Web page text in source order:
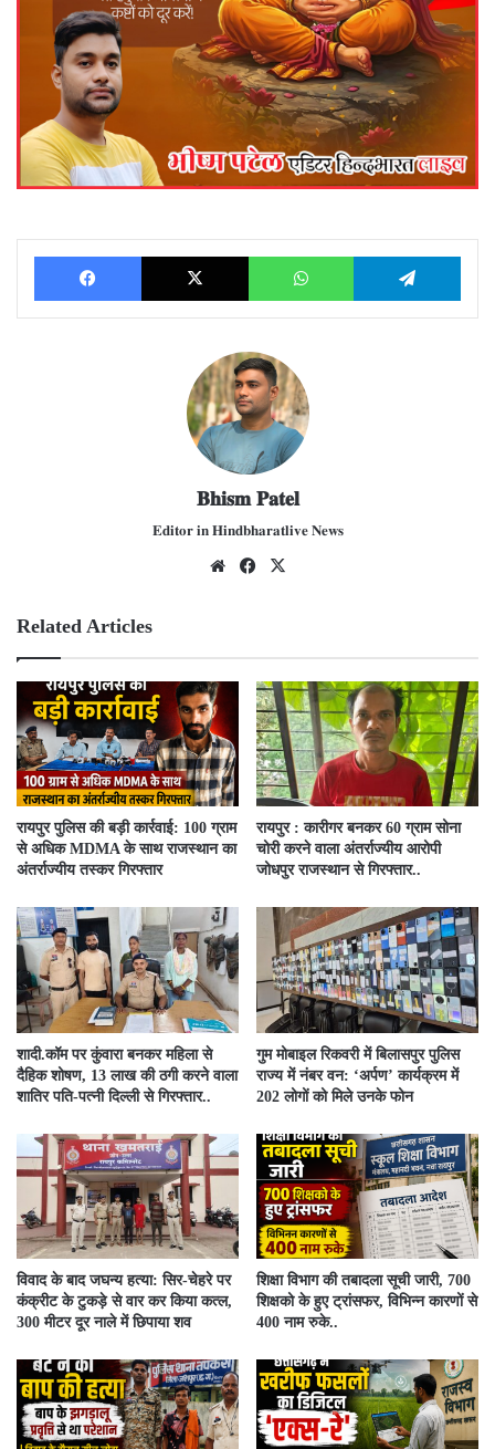
Facebook X WhatsApp
𝐁𝐡𝐢𝐬𝐦 𝐏𝐚𝐭𝐞𝐥
𝐄𝐝𝐢𝐭𝐨𝐫 𝐢𝐧 𝐇𝐢𝐧𝐝𝐛𝐡𝐚𝐫𝐚𝐭𝐥𝐢𝐯𝐞 𝐍𝐞𝐰𝐬
We
Fac
Related Articles
रायपुर पुलिस की बड़ी कार्रवाई: 100 ग्राम
से अधिक MDMA के साथ राजस्थान का
अंतर्राज्यीय तस्कर गिरफ्तार
रायपुर : कारीगर बनकर 60 ग्राम सोना
चोरी करने वाला अंतर्राज्यीय आरोपी
जोधपुर राजस्थान से गिरफ्तार..
​शादी.कॉम पर कुंवारा बनकर महिला से
दैहिक शोषण, 13 लाख की ठगी करने वाला
शातिर पति-पत्नी दिल्ली से गिरफ्तार..
गुम मोबाइल रिकवरी में बिलासपुर पुलिस
राज्य में नंबर वन: ‘अर्पण’ कार्यक्रम में
202 लोगों को मिले उनके फोन
विवाद के बाद जघन्य हत्या: सिर-चेहरे पर
कंक्रीट के टुकड़े से वार कर किया कत्ल,
300 मीटर दूर नाले में छिपाया शव
शिक्षा विभाग की तबादला सूची जारी, 700
शिक्षको के हुए ट्रांसफर, विभिन्न कारणों से
400 नाम रुके..